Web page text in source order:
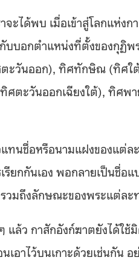
จะได้พบ เมื่อเข้าสู่โลกแห่
บบอกตำแหน่งที่ตั้งของกุฏิ
ะวันออก), ทิศทักษิณ (ทิศ
ทิศตะวันออกเฉียงใต้), ทิศ
ทนชื่อหรือนามแฝงของแต่
รียกกันเอง พอกลายเป็นชื่
วมถึงลักษณะของพระแต่ละ
แล้ว กาสักอังก์ฆาตยังได้ใ
อาไว้บนเกาะด้วยเช่นกัน อ